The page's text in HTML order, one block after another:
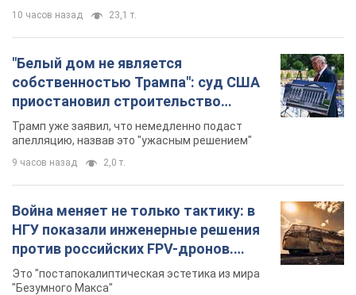
10 часов назад 23,1 т.
"Белый дом не является
собственностью Трампа": суд США
приостановил строительство
бального зала стоимостью 400 млн
долларов
Трамп уже заявил, что немедленно подаст
апелляцию, назвав это "ужасным решением"
9 часов назад 2,0 т.
Война меняет не только тактику: в
НГУ показали инженерные решения
против российских FPV-дронов.
Фото
Это "постапокалиптическая эстетика из мира
"Безумного Макса"